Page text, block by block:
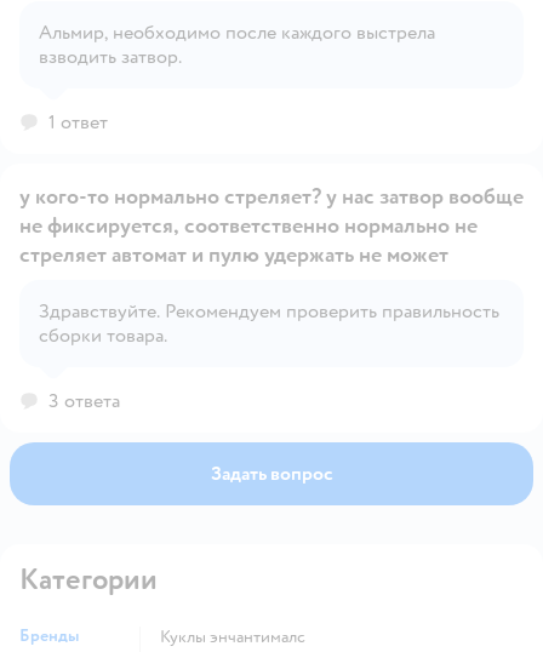
Открыть вопрос
Альмир, необходимо после каждого выстрела
взводить затвор.
1 ответ
Открыть вопрос
у кого-то нормально стреляет? у нас затвор вообще
не фиксируется, соответственно нормально не
стреляет автомат и пулю удержать не может
Здравствуйте. Рекомендуем проверить правильность
сборки товара.
3 ответа
Задать вопрос
Категории
Бренды
Куклы энчантималс